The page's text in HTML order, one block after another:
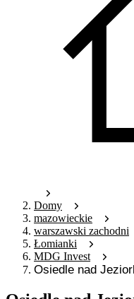
Domy
mazowieckie
warszawski zachodni
Łomianki
MDG Invest
Osiedle nad